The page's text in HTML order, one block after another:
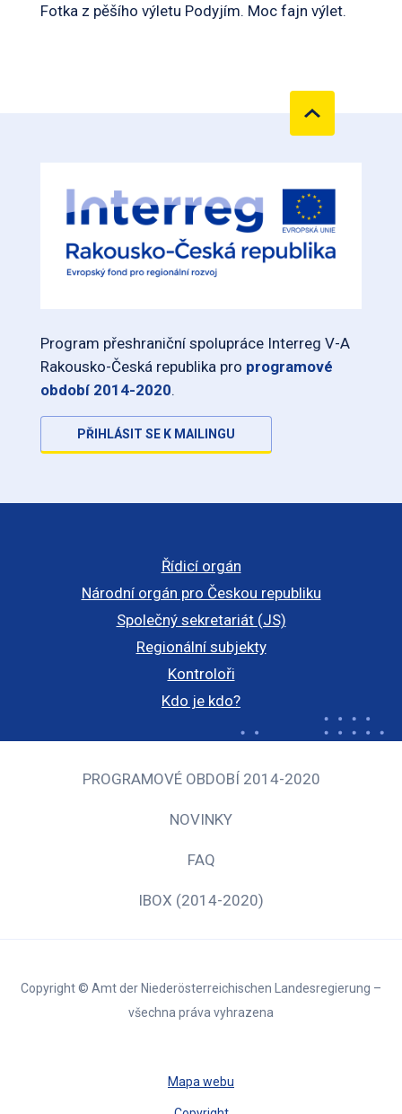
Fotka z pěšího výletu Podyjím. Moc fajn výlet.
Program přeshraniční spolupráce Interreg V-A
Rakousko-Česká republika pro programové
období 2014-2020.
PŘIHLÁSIT SE K MAILINGU
Řídicí orgán
Národní orgán pro Českou republiku
Společný sekretariát (JS)
Regionální subjekty
Kontroloři
Kdo je kdo?
PROGRAMOVÉ OBDOBÍ 2014-2020
NOVINKY
FAQ
IBOX (2014-2020)
Copyright © Amt der Niederösterreichischen Landesregierung –
všechna práva vyhrazena
Mapa webu